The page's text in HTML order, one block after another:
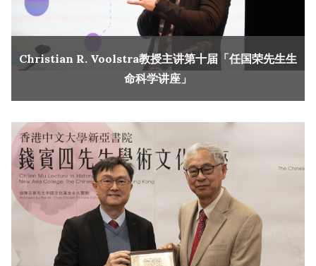
Christian R. Voolstra教授主讲第十届「任国荣先生生
命科学讲座」